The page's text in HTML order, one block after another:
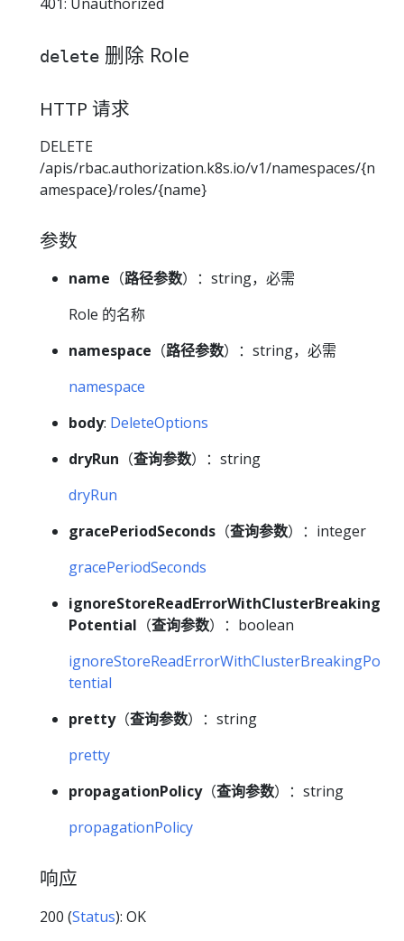
delete 删除 Role
HTTP 请求
DELETE
/apis/rbac.authorization.k8s.io/v1/namespaces/{n
amespace}/roles/{name}
参数
name （路径参数）：string，必需
Role 的名称
namespace （路径参数）：string，必需
namespace
body: DeleteOptions
dryRun （查询参数）：string
dryRun
gracePeriodSeconds （查询参数）：integer
gracePeriodSeconds
ignoreStoreReadErrorWithClusterBreaking
Potential （查询参数）：boolean
ignoreStoreReadErrorWithClusterBreakingPo
tential
pretty（查询参数）：string
pretty
propagationPolicy（查询参数）：string
propagationPolicy
响应
200 (Status): OK